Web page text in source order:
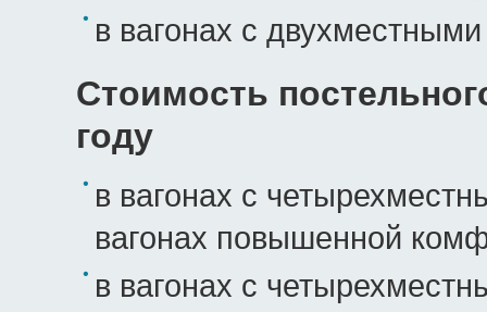
в вагонах с
Стоимость
году
в вагонах с
вагонах повышенной
в вагонах с